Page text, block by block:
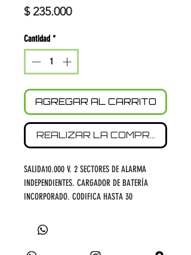
$ 235.000Precio
Cantidad *
AGREGAR AL CARRITO
REALIZAR LA COMPRA
SALIDA10.000 V. 2 SECTORES DE ALARMA
INDEPENDIENTES. CARGADOR DE BATERÍA
INCORPORADO. CODIFICA HASTA 30
M LINEALES DE CABLE. ENCIENDE/APAGA POR
CONTROL REMOTO O POR APLICACIÓN.